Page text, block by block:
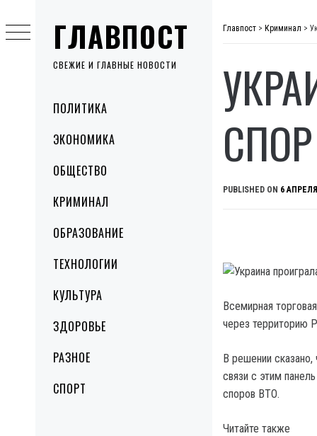
ГЛАВПОСТ
СВЕЖИЕ И ГЛАВНЫЕ НОВОСТИ
MenuПОЛИТИКА
ЭКОНОМИКА
ОБЩЕСТВО
КРИМИНАЛ
ОБРАЗОВАНИЕ
ТЕХНОЛОГИИ
КУЛЬТУРА
ЗДОРОВЬЕ
РАЗНОЕ
СПОРТ
to
content
Главпост > Криминал >
PUBLISHED ON 6
Всемирная
через территорию
В решении
связи с этим
споров ВТО.
Читайте также